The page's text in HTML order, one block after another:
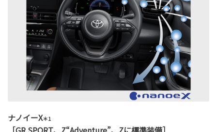
ナノイーX＊1